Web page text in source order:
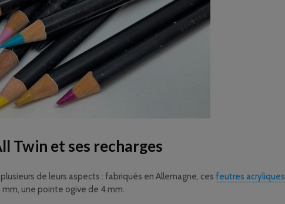
Twin et ses recharges
de leurs aspects : fabriqués en Allemagne, ces feutres acryliques
une pointe ogive de 4 mm.